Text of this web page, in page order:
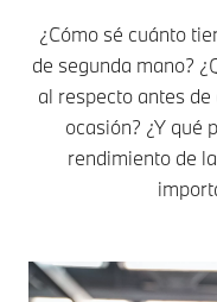
¿Cómo sé cuánto
de segunda mano?
al respecto antes
ocasión? ¿Y qué
rendimiento de